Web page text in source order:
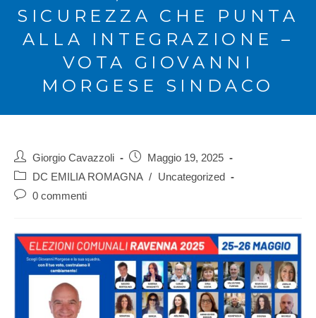
SICUREZZA CHE PUNTA
ALLA INTEGRAZIONE –
VOTA GIOVANNI
MORGESE SINDACO
Giorgio Cavazzoli
Maggio 19, 2025
DC EMILIA ROMAGNA /
Uncategorized
0 commenti